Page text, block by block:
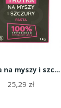
Pasta na myszy i szczury ONE SHOT 1 kg
25,29 zł